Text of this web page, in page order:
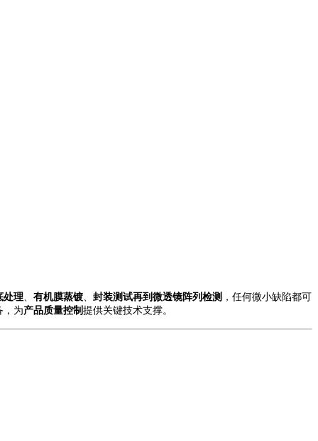
处理、 有机膜蒸镀、 封装测试再到 微透镜阵列检测 ，任何微小缺陷都可
，为产品质量控制 提供关键技术支撑。